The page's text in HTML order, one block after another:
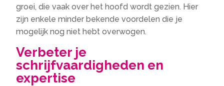
groei, die vaak over het hoofd wordt gezien. Hier
zijn enkele minder bekende voordelen die je
mogelijk nog niet hebt overwogen.
Verbeter je
schrijfvaardigheden en
expertise